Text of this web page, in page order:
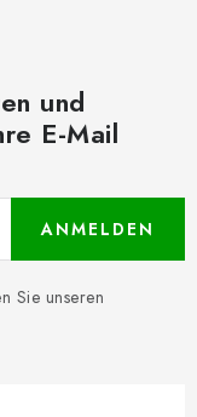
und
E-Mail
Sie unseren
ANMELDEN